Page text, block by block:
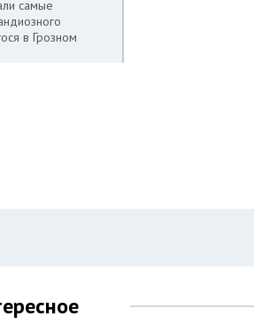
самые
в Грозном